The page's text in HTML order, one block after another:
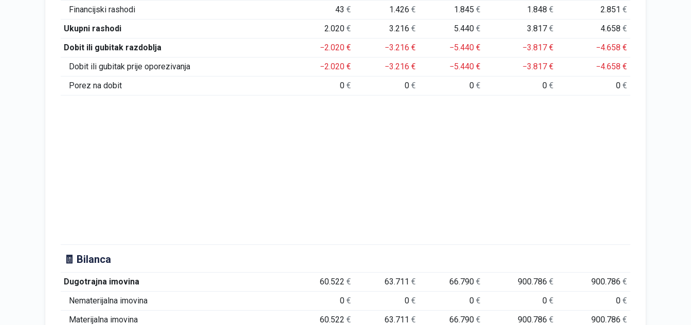
Financijski rashodi
43€ 1.426€ 1.845€ 1.848€ 2.851€
Ukupni rashodi
2.020€ 3.216€ 5.440€ 3.817€ 4.658€
Dobit ili gubitak razdoblja
−2.020€ −3.216€ −5.440€ −3.817€ −4.658€
Dobit ili gubitak prije oporezivanja
−2.020€ −3.216€ −5.440€ −3.817€ −4.658€
Porez na dobit
0€ 0€ 0€ 0€ 0€
🧾 Bilanca
Dugotrajna imovina 60.522€ 63.711€ 66.790€ 900.786€ 900.786€
Nematerijalna imovina
0€ 0€ 0€ 0€ 0€
Materijalna imovina
60.522€ 63.711€ 66.790€ 900.786€ 900.786€